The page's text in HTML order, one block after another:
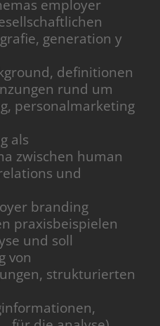
employer
generation y
definitionen
rund um
personalmarketing
als
zwischen human
und
branding
praxisbeispielen
und soll
von
strukturierten